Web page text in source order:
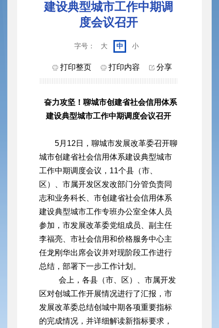
建设典型城市工作中期调
度会议召开
字号： 大 中 小
打印整页 打印内容 分享
奋力攻坚！聊城市创建省社会信用体系
建设典型城市工作中期调度会议召开
5月12日，聊城市发展改革委召开聊
城市创建省社会信用体系建设典型城市
工作中期调度会议，11个县（市、
区）、市属开发区发改部门分管负责同
志和业务科长、市创建省社会信用体系
建设典型城市工作专班办公室全体人员
参加，市发展改革委党组成员、副主任
李福亮、市社会信用和价格服务中心主
任龙刚华出席会议并对现阶段工作进行
总结，部署下一步工作计划。
会上，各县（市、区）、市属开发
区对创城工作开展情况进行了汇报，市
发展改革委总结创城中期各项重要指标
的完成情况，并详细解读新指标要求，